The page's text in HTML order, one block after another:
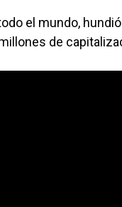
el mundo,
de